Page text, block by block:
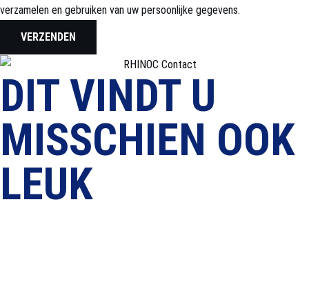
verzamelen en gebruiken van uw persoonlijke gegevens.
VERZENDEN
DIT VINDT U
MISSCHIEN OOK
LEUK